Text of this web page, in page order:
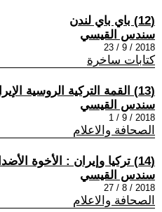
(12) باي باي لندن
سندس القيسي
2018 / 9 / 23
كتابات ساخرة
(13) القمة التركية الروسية الإيرانية الثالثة
سندس القيسي
2018 / 9 / 1
الصحافة والاعلام
(14) تركيا وإيران : الأخوة الأضداد
سندس القيسي
2018 / 8 / 27
الصحافة والاعلام